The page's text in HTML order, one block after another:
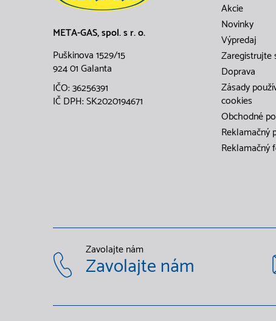
META-GAS, spol. s r. o.
Puškinova 1529/15
924 01 Galanta
IČO: 36256391
IČ DPH: SK2020194671
Akcie
Novinky
Výpredaj
Zaregistrujte
Doprava
Zásady
cookies
Obchodné
Reklamačný
Reklamačný
Zavolajte nám
Zavolajte nám